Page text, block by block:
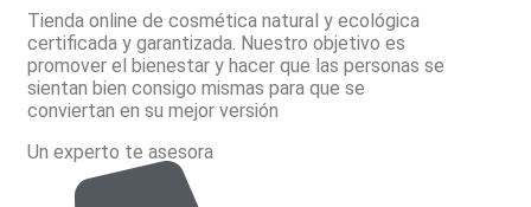
Tienda online de cosmética natural y ecológica
certificada y garantizada. Nuestro objetivo es
promover el bienestar y hacer que las personas se
sientan bien consigo mismas para que se
conviertan en su mejor versión
Un experto te asesora